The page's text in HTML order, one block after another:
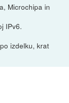
Microchipa in
IPv6.
izdelku, krat